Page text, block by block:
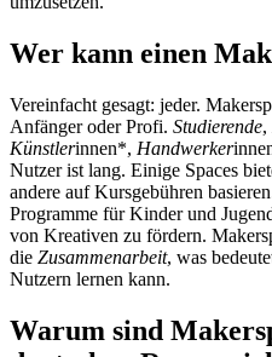
Wer kann einen
Vereinfacht gesagt: jeder.
Anfänger oder Profi. Studierende,
Künstlerinnen*, Handwerker
Nutzer ist lang. Einige Spaces
andere auf Kursgebühren
Programme für Kinder und
von Kreativen zu fördern.
die Zusammenarbeit, was
Nutzern lernen kann.
Warum sind